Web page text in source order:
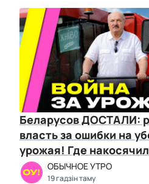
Беларусов ДОСТАЛИ:
власть за ошибки на
урожая! Где накосячил
Лукашенко? | Романчук
ОБЫЧНОЕ УТРО
19 гадзін таму